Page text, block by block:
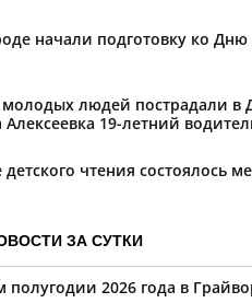
начали подготовку ко Дню
людей пострадали в
19-летний
детского чтения состоялось
ЗА СУТКИ
полугодии 2026 года в